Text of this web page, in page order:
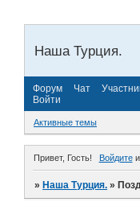
Наша Турция.
Форум Чат
Войти
Активные темы
Привет, Гость! Войдите
»Наша Турция. »